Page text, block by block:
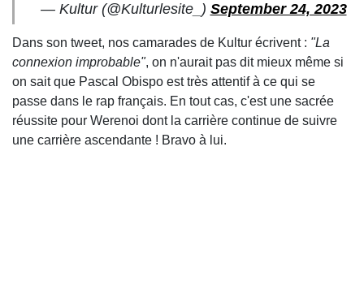
— Kultur (@Kulturlesite_) September 24, 2023
Dans son tweet, nos camarades de Kultur écrivent : "La
connexion improbable", on n'aurait pas dit mieux même si
on sait que Pascal Obispo est très attentif à ce qui se
passe dans le rap français. En tout cas, c'est une sacrée
réussite pour Werenoi dont la carrière continue de suivre
une carrière ascendante ! Bravo à lui.